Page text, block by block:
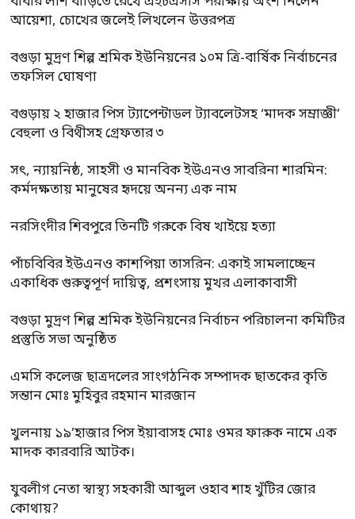
আয়েশা, চোখের জলেই লিখলেন উত্তরপত্র
বগুড়া মুদ্রণ শিল্প শ্রমিক ইউনিয়নের ১০ম ত্রি-বার্ষিক নির্বাচনের
তফসিল ঘোষণা
বগুড়ায় ২ হাজার পিস ট্যাপেন্টাডল ট্যাবলেটসহ ‘মাদক সম্রাজ্ঞী’
বেহুলা ও বিথীসহ গ্রেফতার ৩
সৎ, ন্যায়নিষ্ঠ, সাহসী ও মানবিক ইউএনও সাবরিনা শারমিন:
কর্মদক্ষতায় মানুষের হৃদয়ে অনন্য এক নাম
নরসিংদীর শিবপুরে তিনটি গরুকে বিষ খাইয়ে হত্যা
পাঁচবিবির ইউএনও কাশপিয়া তাসরিন: একাই সামলাচ্ছেন
একাধিক গুরুত্বপূর্ণ দায়িত্ব, প্রশংসায় মুখর এলাকাবাসী
বগুড়া মুদ্রণ শিল্প শ্রমিক ইউনিয়নের নির্বাচন পরিচালনা কমিটির
প্রস্তুতি সভা অনুষ্ঠিত
এমসি কলেজ ছাত্রদলের সাংগঠনিক সম্পাদক ছাতকের কৃতি
সন্তান মোঃ মুহিবুর রহমান মারজান
খুলনায় ১৯’হাজার পিস ইয়াবাসহ মোঃ ওমর ফারুক নামে এক
মাদক কারবারি আটক।
যুবলীগ নেতা স্বাস্থ্য সহকারী আব্দুল ওহাব শাহ খুঁটির জোর
কোথায়?